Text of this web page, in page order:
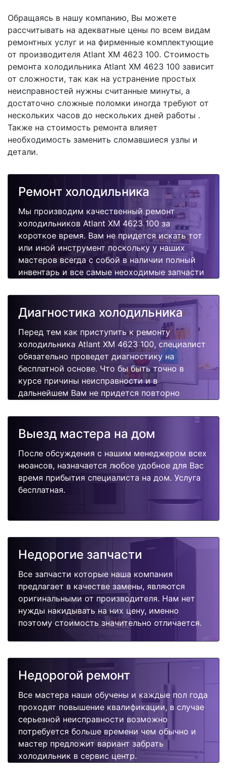
Обращаясь в нашу компанию, Вы можете
рассчитывать на адекватные цены по всем видам
ремонтных услуг и на фирменные комплектующие
от производителя Atlant XM 4623 100. Стоимость
ремонта холодильника Atlant XM 4623 100 зависит
от сложности, так как на устранение простых
неисправностей нужны считанные минуты, а
достаточно сложные поломки иногда требуют от
нескольких часов до нескольких дней работы .
Также на стоимость ремонта влияет
необходимость заменить сломавшиеся узлы и
детали.
Ремонт холодильника
Мы производим качественный ремонт
холодильников Atlant XM 4623 100 за
короткое время. Вам не придется искать тот
или иной инструмент поскольку у наших
мастеров всегда с собой в наличии полный
инвентарь и все самые неоходимые запчасти
быстро, качественно и недорого.
Диагностика холодильника
Перед тем как приступить к ремонту
холодильника Atlant XM 4623 100, специалист
обязательно проведет диагностику на
бесплатной основе. Что бы быть точно в
курсе причины неисправности и в
дальнейшем Вам не придется повторно
поломок.
Выезд мастера на дом
После обсуждения с нашим менеджером всех
нюансов, назначается любое удобное для Вас
время прибытия специалиста на дом. Услуга
бесплатная.
Недорогие запчасти
Все запчасти которые наша компания
предлагает в качестве замены, являются
оригинальными от производителя. Нам нет
нужды накидывать на них цену, именно
поэтому стоимость значительно отличается.
Недорогой ремонт
Все мастера наши обучены и каждые пол года
проходят повышение квалификации, в случае
серьезной неисправности возможно
потребуется больше времени чем обычно и
мастер предложит вариант забрать
холодильник в сервис центр.